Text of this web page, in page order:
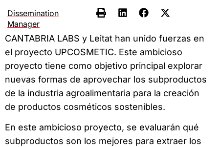
Dissemination
Manager
CANTABRIA LABS y Leitat han unido fuerzas en
el proyecto UPCOSMETIC. Este ambicioso
proyecto tiene como objetivo principal explorar
nuevas formas de aprovechar los subproductos
de la industria agroalimentaria para la creación
de productos cosméticos sostenibles.
En este ambicioso proyecto, se evaluarán qué
subproductos son los mejores para extraer los